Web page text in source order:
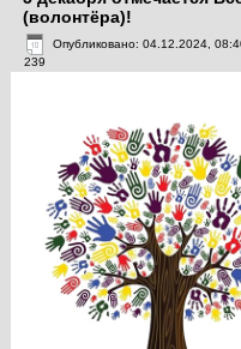
(волонтёра)!
Опубликовано: 04.12.2024,
239